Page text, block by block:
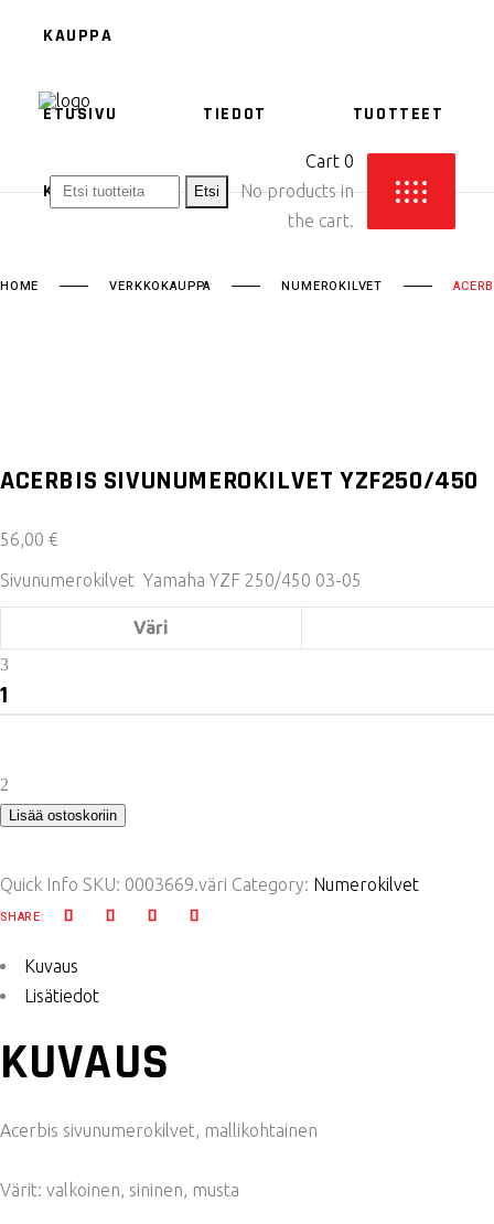
ETUSIVU TIEDOT TUOTTEET
KAUPPA
Cart 0
No products in
the cart.
ETHEN
KAUPPA
HOME VERKKOKAUPPA NUMEROKILVET
ACERBIS SIVUNUMEROKILVET YZF250/450
56,00 €
Sivunumerokilvet Yamaha YZF 250/450 03-05
Väri
Acerbis
sivunumerokilvet
YZF250/450
Lisää ostoskoriin
Quick Info SKU: 0003669.väri Category: Numerokilvet
SHARE:
Kuvaus
Lisätiedot
KUVAUS
Acerbis sivunumerokilvet, mallikohtainen
Värit: valkoinen, sininen, musta